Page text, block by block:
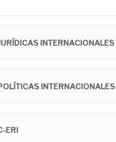
INTERNACIONALES
INTERNACIONALES
ERI